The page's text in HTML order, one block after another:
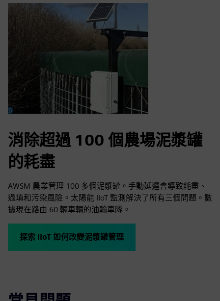
消除超過 100 個農場泥漿罐
的耗盡
AWSM 農業管理 100 多個泥漿罐。手動延遲會導致耗盡、
過填和污染風險。太陽能 IIoT 監測解決了所有三個問題。數
據現在路由 60 輛車輛的油輪車隊。
探索 IIoT 如何改變泥漿罐管理